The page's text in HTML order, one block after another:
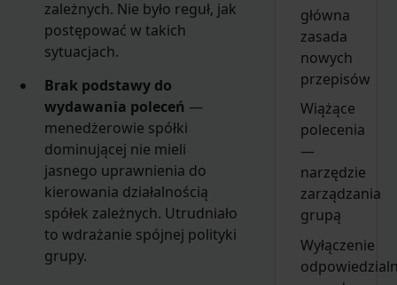
zależnych. Nie było reguł, jak
postępować w takich
sytuacjach.
Brak podstawy do
wydawania poleceń —
menedżerowie spółki
dominującej nie mieli
jasnego uprawnienia do
kierowania działalnością
spółek zależnych. Utrudniało
to wdrażanie spójnej polityki
grupy.
główna
zasada
nowych
przepisów
Wiążące
polecenia
—
narzędzie
zarządzania
grupą
Wyłączenie